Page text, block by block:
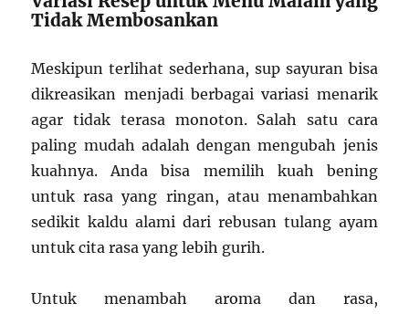
Tidak Membosankan
Meskipun terlihat sederhana, sup sayuran bisa
dikreasikan menjadi berbagai variasi menarik
agar tidak terasa monoton. Salah satu cara
paling mudah adalah dengan mengubah jenis
kuahnya. Anda bisa memilih kuah bening
untuk rasa yang ringan, atau menambahkan
sedikit kaldu alami dari rebusan tulang ayam
untuk cita rasa yang lebih gurih.
Untuk menambah aroma dan rasa,